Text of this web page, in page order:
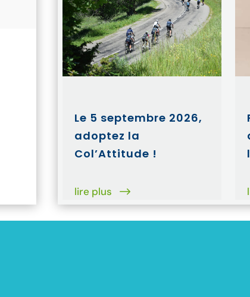
Le 5 septembre 2026,
adoptez la
Col’Attitude !
lire plus